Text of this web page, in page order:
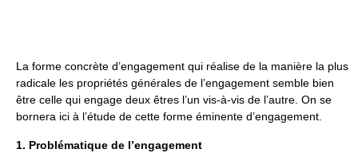
La forme concrète d’engagement qui réalise de la manière la plus
radicale les propriétés générales de l’engagement semble bien
être celle qui engage deux êtres l’un vis-à-vis de l’autre. On se
bornera ici à l’étude de cette forme éminente d’engagement.
1. Problématique de l’engagement